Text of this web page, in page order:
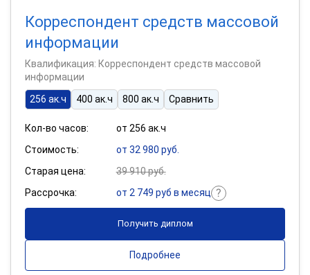
Корреспондент средств массовой
информации
Квалификация: Корреспондент средств массовой
информации
256 ак.ч
400 ак.ч 800 ак.ч Сравнить
Кол-во часов:
от 256 ак.ч
Стоимость:
от 32 980 руб.
Старая цена:
39 910 руб.
Рассрочка:
от 2 749 руб в месяц
Получить диплом
Подробнее